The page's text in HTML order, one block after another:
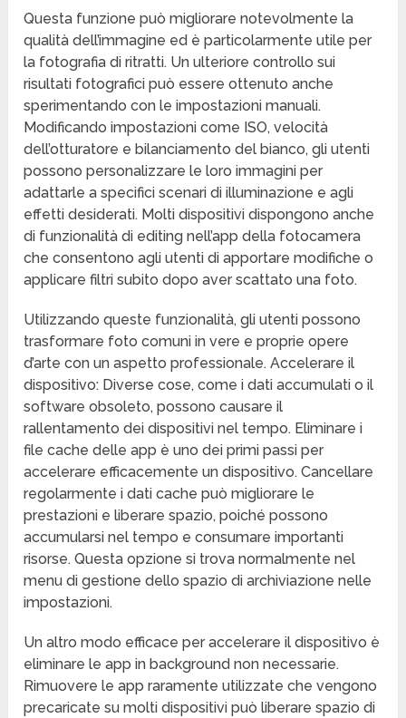
Questa funzione può migliorare notevolmente la
qualità dell’immagine ed è particolarmente utile per
la fotografia di ritratti. Un ulteriore controllo sui
risultati fotografici può essere ottenuto anche
sperimentando con le impostazioni manuali.
Modificando impostazioni come ISO, velocità
dell’otturatore e bilanciamento del bianco, gli utenti
possono personalizzare le loro immagini per
adattarle a specifici scenari di illuminazione e agli
effetti desiderati. Molti dispositivi dispongono anche
di funzionalità di editing nell’app della fotocamera
che consentono agli utenti di apportare modifiche o
applicare filtri subito dopo aver scattato una foto.
Utilizzando queste funzionalità, gli utenti possono
trasformare foto comuni in vere e proprie opere
d’arte con un aspetto professionale. Accelerare il
dispositivo: Diverse cose, come i dati accumulati o il
software obsoleto, possono causare il
rallentamento dei dispositivi nel tempo. Eliminare i
file cache delle app è uno dei primi passi per
accelerare efficacemente un dispositivo. Cancellare
regolarmente i dati cache può migliorare le
prestazioni e liberare spazio, poiché possono
accumularsi nel tempo e consumare importanti
risorse. Questa opzione si trova normalmente nel
menu di gestione dello spazio di archiviazione nelle
impostazioni.
Un altro modo efficace per accelerare il dispositivo è
eliminare le app in background non necessarie.
Rimuovere le app raramente utilizzate che vengono
precaricate su molti dispositivi può liberare spazio di